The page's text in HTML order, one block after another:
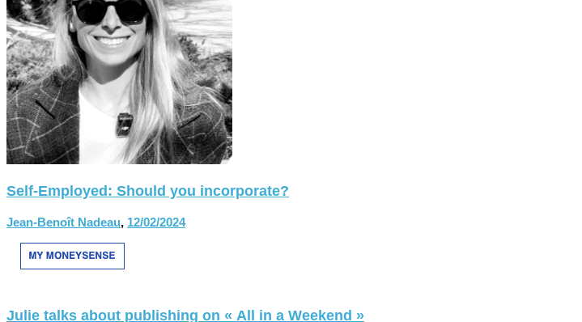
Self-Employed: Should you incorporate?
Jean-Benoît Nadeau, 12/02/2024
Julie talks about publishing on « All in a Weekend »